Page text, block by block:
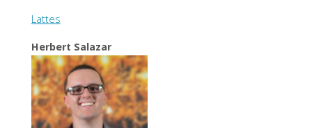
Lattes
Herbert Salazar